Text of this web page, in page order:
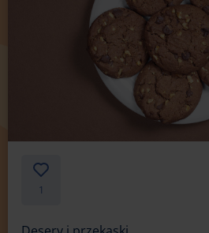
1